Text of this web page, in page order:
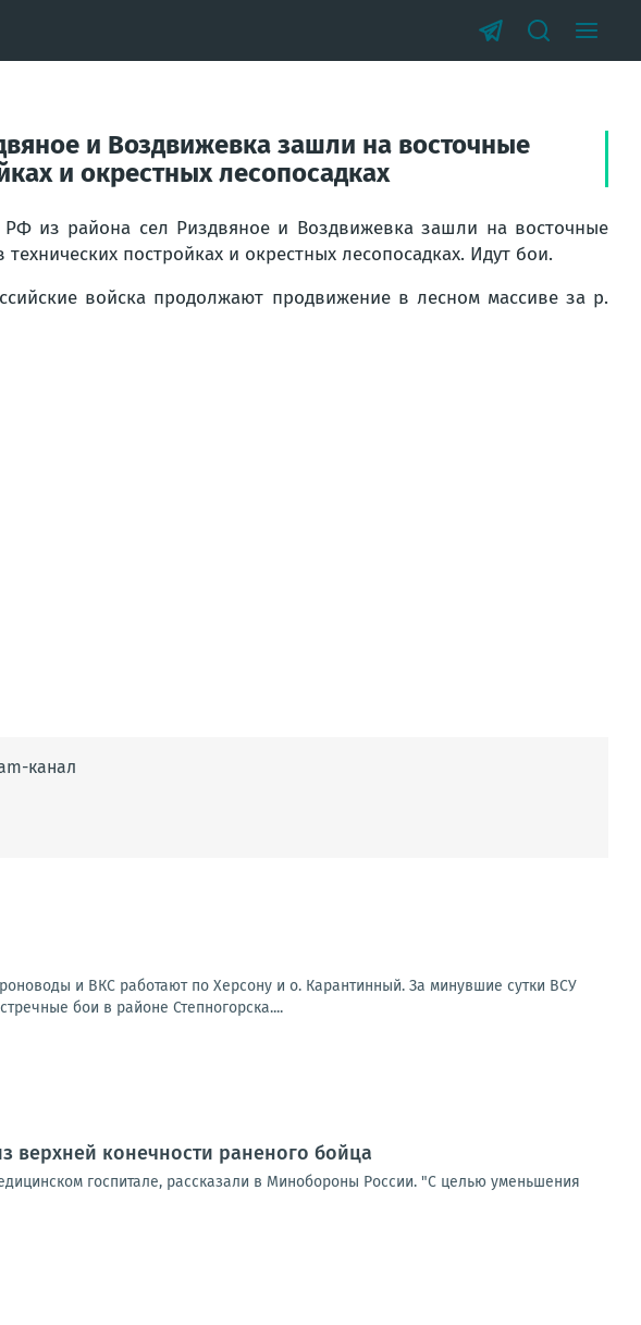
и Воздвижевка зашли на восточные
и окрестных лесопосадках
из района сел Риздвяное и Воздвижевка зашли на восточные
постройках и окрестных лесопосадках. Идут бои.
войска продолжают продвижение в лесном массиве за р.
канал
и ВКС работают по Херсону и о. Карантинный. За минувшие сутки ВСУ
бои в районе Степногорска....
верхней конечности раненого бойца
госпитале, рассказали в Минобороны России. "С целью уменьшения